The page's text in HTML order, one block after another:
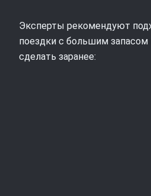
Эксперты рекомендуют
поездки с большим
сделать заранее: